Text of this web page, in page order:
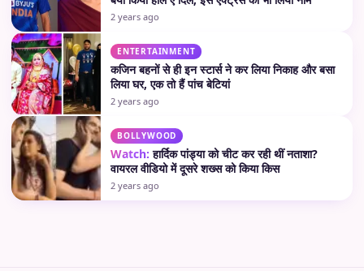
2 years ago
ENTERTAINMENT
कजिन बहनों से ही इन स्टार्स ने कर लिया निकाह और बसा
लिया घर, एक तो हैं पांच बेटियां
2 years ago
BOLLYWOOD
Watch: हार्दिक पांड्या को चीट कर रही थीं नताशा?
वायरल वीडियो में दूसरे शख्स को किया किस
2 years ago